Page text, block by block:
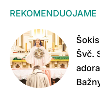
REKOMENDUOJAME
Švč.